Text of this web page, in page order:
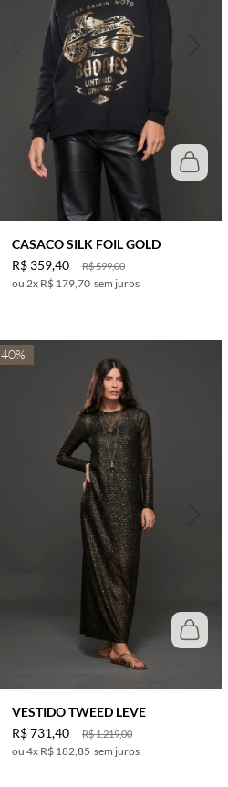
CASACO SILK FOIL GOLD
R$599,00
R$ 359,40
2x R$ 179,70 sem juros
40%
VESTIDO TWEED LEVE
R$1.219,00
R$731,40
4x R$ 182,85 sem juros